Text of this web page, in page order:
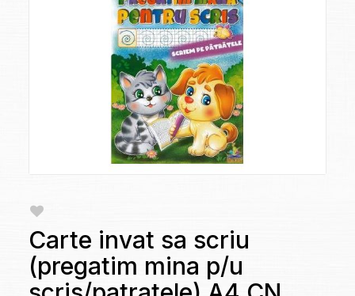
Carte invat sa scriu
(pregatim mina p/u